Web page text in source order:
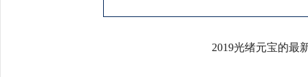
2019光绪元宝的最新